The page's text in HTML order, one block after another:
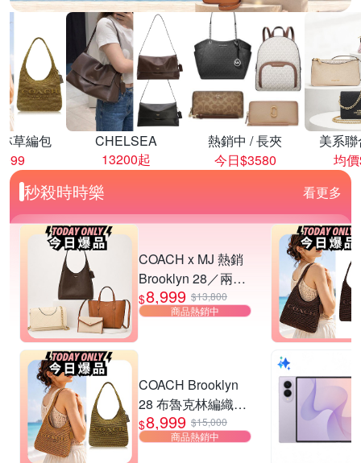
草編包
CHELSEA
13200起
熱銷中 / 長夾
今日$3580
美系
均
秒殺時時樂 看更多
COACH x MJ 熱銷
Brooklyn 28／兩用
／斜背包均一價-多
款可選
$8,999 $13,800
商品熱銷中
COACH Brooklyn
28 布魯克林編織款
單肩包-橄欖綠
$8,999 $15,000
商品熱銷中